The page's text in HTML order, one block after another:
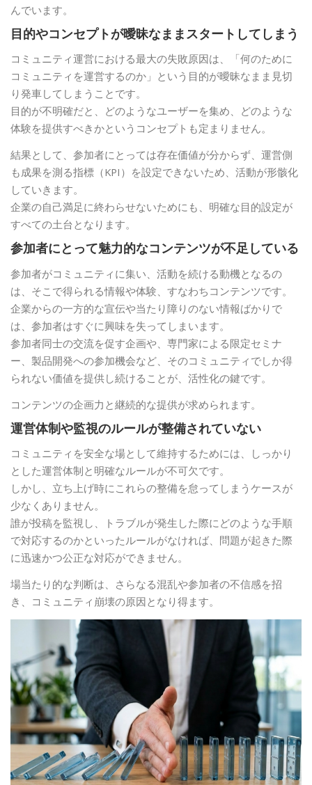
んでいます。
目的やコンセプトが曖昧なままスタートしてしまう
コミュニティ運営における最大の失敗原因は、「何のために
コミュニティを運営するのか」という目的が曖昧なまま見切
り発車してしまうことです。
目的が不明確だと、どのようなユーザーを集め、どのような
体験を提供すべきかというコンセプトも定まりません。
結果として、参加者にとっては存在価値が分からず、運営側
も成果を測る指標（KPI）を設定できないため、活動が形骸化
していきます。
企業の自己満足に終わらせないためにも、明確な目的設定が
すべての土台となります。
参加者にとって魅力的なコンテンツが不足している
参加者がコミュニティに集い、活動を続ける動機となるの
は、そこで得られる情報や体験、すなわちコンテンツです。
企業からの一方的な宣伝や当たり障りのない情報ばかりで
は、参加者はすぐに興味を失ってしまいます。
参加者同士の交流を促す企画や、専門家による限定セミナ
ー、製品開発への参加機会など、そのコミュニティでしか得
られない価値を提供し続けることが、活性化の鍵です。
コンテンツの企画力と継続的な提供が求められます。
運営体制や監視のルールが整備されていない
コミュニティを安全な場として維持するためには、しっかり
とした運営体制と明確なルールが不可欠です。
しかし、立ち上げ時にこれらの整備を怠ってしまうケースが
少なくありません。
誰が投稿を監視し、トラブルが発生した際にどのような手順
で対応するのかといったルールがなければ、問題が起きた際
に迅速かつ公正な対応ができません。
場当たり的な判断は、さらなる混乱や参加者の不信感を招
き、コミュニティ崩壊の原因となり得ます。